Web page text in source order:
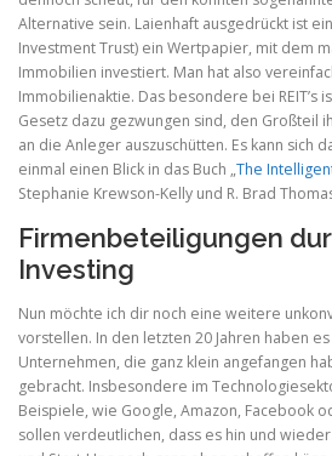
Alternative sein. Laienhaft ausgedrückt ist ein
Investment Trust) ein Wertpapier, mit dem
Immobilien investiert. Man hat also
Immobilienaktie. Das besondere bei REIT’s
Gesetz dazu gezwungen sind, den Großteil
an die Anleger auszuschütten. Es kann sich
einmal einen Blick in das Buch „The
Stephanie Krewson-Kelly und R. Brad
Firmenbeteiligungen
Investing
Nun möchte ich dir noch eine weitere
vorstellen. In den letzten 20 Jahren haben
Unternehmen, die ganz klein angefangen
gebracht. Insbesondere im
Beispiele, wie Google, Amazon, Facebook
sollen verdeutlichen, dass es hin und